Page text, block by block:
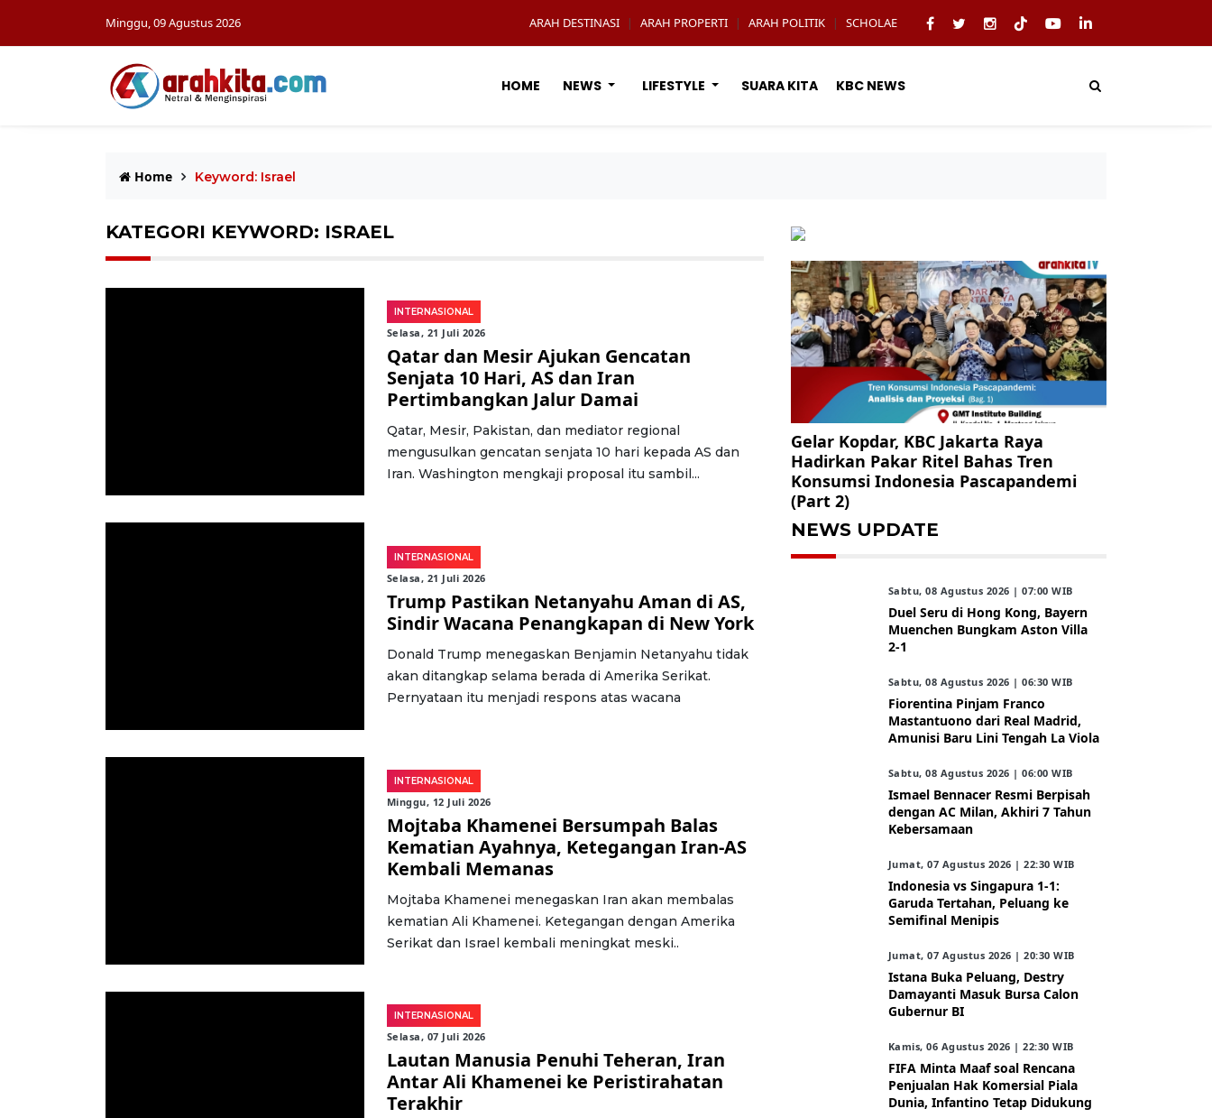
Minggu, 09 Agustus 2026 ARAH DESTINASI | ARAH PROPERTI | ARAH POLITIK | SCHOLAE
HOME NEWS LIFESTYLE SUARA KITA KBC NEWS
Home Keyword: Israel
KATEGORI KEYWORD: ISRAEL
INTERNASIONAL
Selasa, 21 Juli 2026
Qatar dan Mesir Ajukan Gencatan
Senjata 10 Hari, AS dan Iran
Pertimbangkan Jalur Damai
Qatar, Mesir, Pakistan, dan mediator regional
mengusulkan gencatan senjata 10 hari kepada AS dan
Iran. Washington mengkaji proposal itu sambil...
INTERNASIONAL
Selasa, 21 Juli 2026
Trump Pastikan Netanyahu Aman di AS,
Sindir Wacana Penangkapan di New York
Donald Trump menegaskan Benjamin Netanyahu tidak
akan ditangkap selama berada di Amerika Serikat.
Pernyataan itu menjadi respons atas wacana
INTERNASIONAL
Minggu, 12 Juli 2026
Mojtaba Khamenei Bersumpah Balas
Kematian Ayahnya, Ketegangan Iran-AS
Kembali Memanas
Mojtaba Khamenei menegaskan Iran akan membalas
kematian Ali Khamenei. Ketegangan dengan Amerika
Serikat dan Israel kembali meningkat meski..
INTERNASIONAL
Selasa, 07 Juli 2026
Lautan Manusia Penuhi Teheran, Iran
Antar Ali Khamenei ke Peristirahatan
Terakhir
Gelar Kopdar, KBC Jakarta Raya
Hadirkan Pakar Ritel Bahas Tren
Konsumsi Indonesia Pascapandemi
(Part 2)
NEWS UPDATE
Sabtu, 08 Agustus 2026 | 07:00 WIB
Duel Seru di Hong Kong, Bayern
Muenchen Bungkam Aston Villa
2-1
Sabtu, 08 Agustus 2026 | 06:30 WIB
Fiorentina Pinjam Franco
Mastantuono dari Real Madrid,
Amunisi Baru Lini Tengah La Viola
Sabtu, 08 Agustus 2026 | 06:00 WIB
Ismael Bennacer Resmi Berpisah
dengan AC Milan, Akhiri 7 Tahun
Kebersamaan
Jumat, 07 Agustus 2026 | 22:30 WIB
Indonesia vs Singapura 1-1:
Garuda Tertahan, Peluang ke
Semifinal Menipis
Jumat, 07 Agustus 2026 | 20:30 WIB
Istana Buka Peluang, Destry
Damayanti Masuk Bursa Calon
Gubernur BI
Kamis, 06 Agustus 2026 | 22:30 WIB
FIFA Minta Maaf soal Rencana
Penjualan Hak Komersial Piala
Dunia, Infantino Tetap Didukung